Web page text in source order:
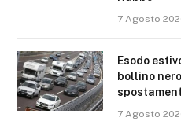
7 Agosto
Esodo
bollino
7 Agosto